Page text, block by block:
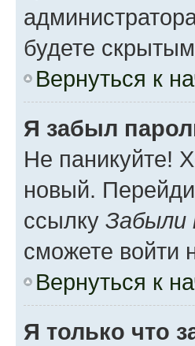
будете
Вернуться к
Я забыл
Не паникуйте!
новый.
ссылку Забыли
сможете войти
Вернуться к
Я только что